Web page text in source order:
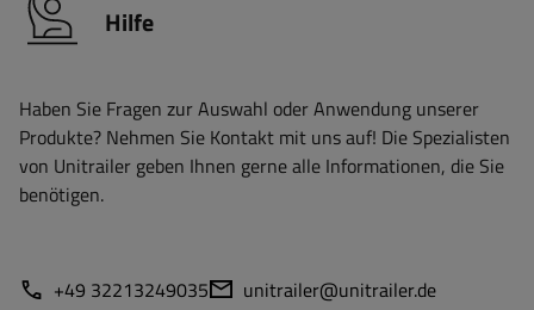
Hilfe
Haben Sie Fragen zur Auswahl oder Anwendung unserer
Produkte? Nehmen Sie Kontakt mit uns auf! Die Spezialisten
von Unitrailer geben Ihnen gerne alle Informationen, die Sie
benötigen.
+49 32213249035 unitrailer@unitrailer.de